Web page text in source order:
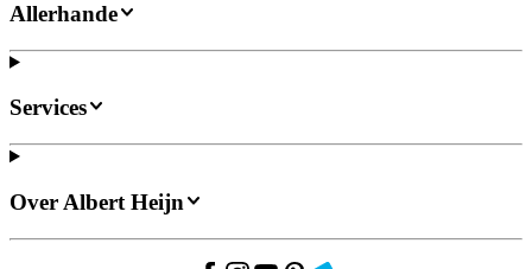
Allerhande
Services
Over Albert Heijn